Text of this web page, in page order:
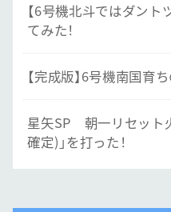
【6号機北斗ではダント
てみた！
【完成版】6号機南国育
星矢SP 朝一リセット
確定)」を打った！